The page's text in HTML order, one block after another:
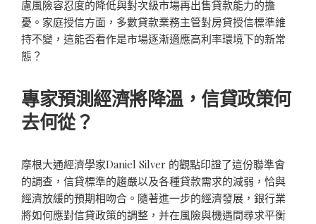
慮風險容忍度的降低與對次級市場再出售貸款能力的擔
憂。家庭授信方面，多數貸款業務主管對房貸授信標準維
持不變，這能否看作是市場逐漸適應高利率環境下的新常
態？
專家預測經濟將降溫，信貸政策何
去何從？
摩根大通經濟學家Daniel Silver 的觀點印證了這份聯準會
的調查，信貸標準的趨嚴以及各種貸款需求的減弱，恰與
經濟放緩的預期相吻合。隨著進一步的經濟發展，銀行業
將如何應對信貸政策的調整，并在風險與機遇間尋求平衡